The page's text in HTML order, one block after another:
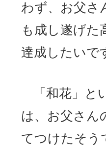
わず、お父さ
も成し遂げた
達成したいで
「和花」と
は、お父さん
てつけたそう